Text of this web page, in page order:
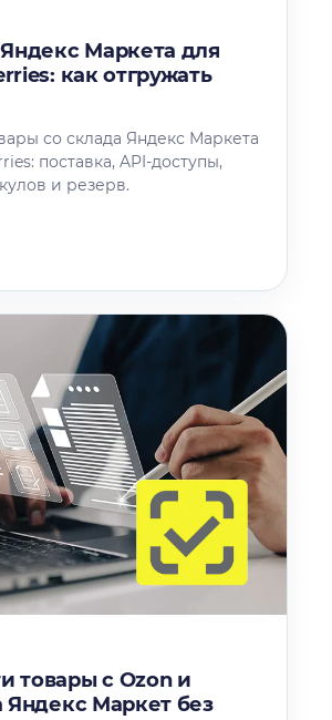
Маркета для
как отгружать
со склада Яндекс Маркета
поставка, API-доступы,
и резерв.
товары с Ozon и
Яндекс Маркет без